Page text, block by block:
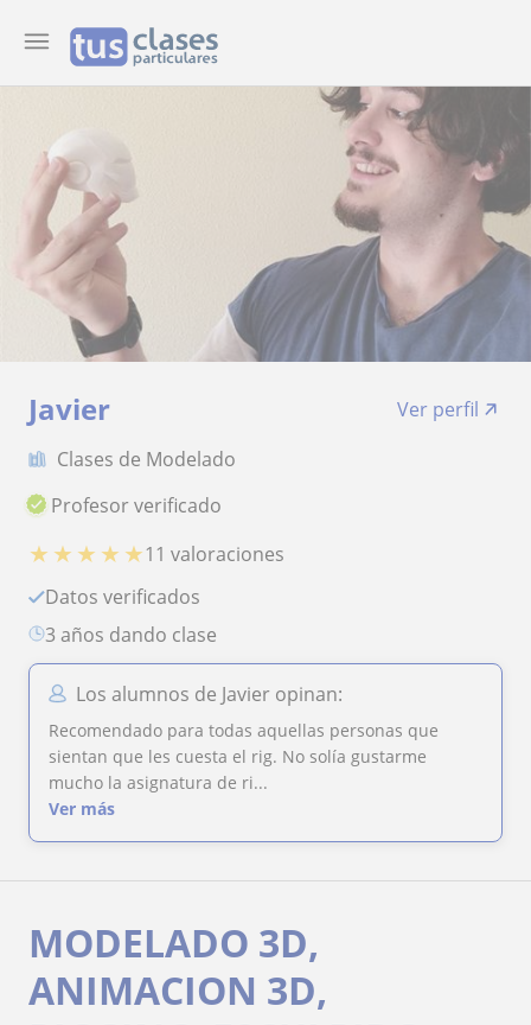
Javier
Ver perfil
Clases de Modelado
Profesor verificado
★ ★ ★ ★ ★11 valoraciones
Datos verificados
3 años dando clase
Los alumnos de Javier opinan:
Recomendado para todas aquellas personas que
sientan que les cuesta el rig. No solía gustarme
mucho la asignatura de ri...
Ver más
MODELADO 3D,
ANIMACION 3D,